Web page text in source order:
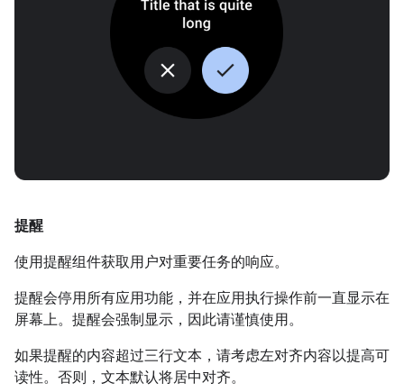
提醒
使用提醒组件获取用户对重要任务的响应。
提醒会停用所有应用功能，并在应用执行操作前一直显示在
屏幕上。提醒会强制显示，因此请谨慎使用。
如果提醒的内容超过三行文本，请考虑左对齐内容以提高可
读性。否则，文本默认将居中对齐。